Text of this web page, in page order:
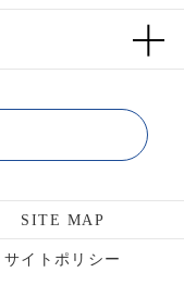
SITE MAP
サイトポリシー